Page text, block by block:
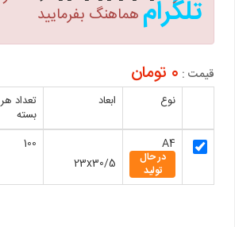
تلگرام هماهنگ بفرمایید
قیمت : 0 تومان
نوع ابعاد
تعداد هر
بسته
A4
در حال
تولید
23x30/5
100